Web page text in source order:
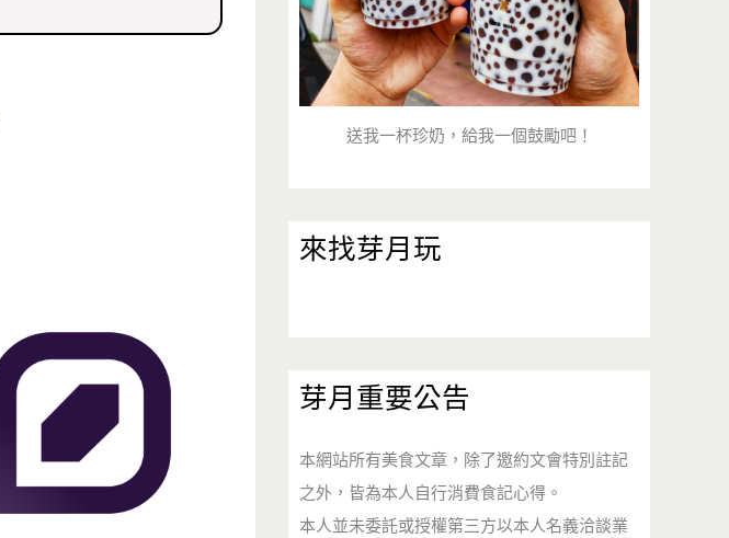
送我一杯珍奶，給我一個鼓勵吧！
來找芽月玩
芽月重要公告
本網站所有美食文章，除了邀約文會特別註記
之外，皆為本人自行消費食記心得。
本人並未委託或授權第三方以本人名義洽談業